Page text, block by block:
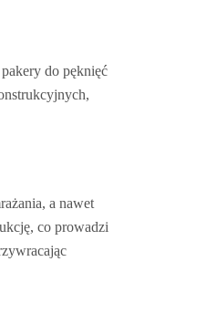
do pęknięć
a nawet
co prowadzi